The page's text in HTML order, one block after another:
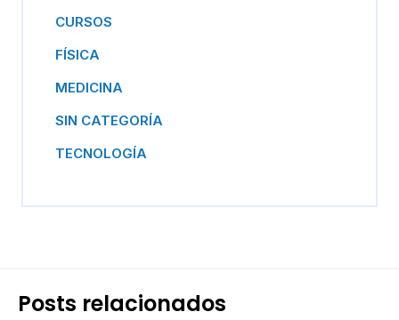
CURSOS
FÍSICA
MEDICINA
SIN CATEGORÍA
TECNOLOGÍA
Posts relacionados